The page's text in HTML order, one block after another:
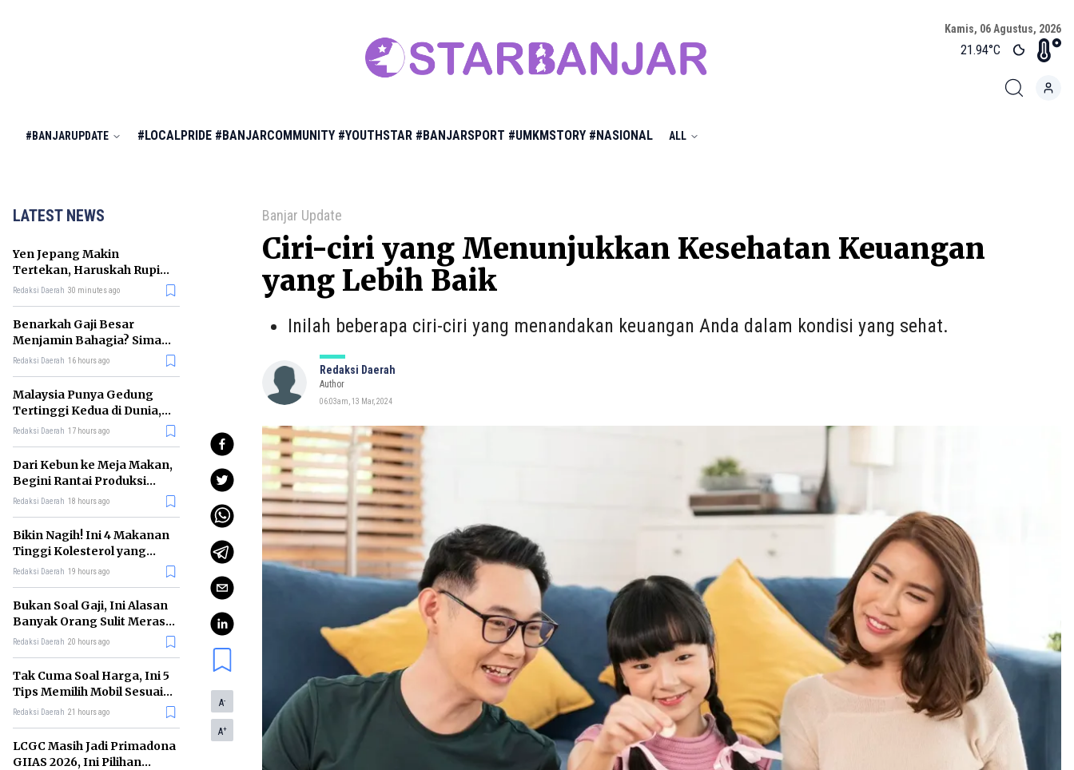
Kamis, 06 Agustus, 2026
21.94°C
#BANJARUPDATE #LOCALPRIDE #BANJARCOMMUNITY #YOUTHSTAR #BANJARSPORT #UMKMSTORY #NASIONAL ALL
LATEST NEWS
Yen Jepang Makin
Tertekan, Haruskah Rupiah
Ikut Khawatir?
Redaksi Daerah 30 minutes ago
Benarkah Gaji Besar
Menjamin Bahagia? Simak
Penjelasan Ilmu Ekonomi
Redaksi Daerah 16 hours ago
Malaysia Punya Gedung
Tertinggi Kedua di Dunia,
Ini Daftar Lengkap 2026
Redaksi Daerah 17 hours ago
Dari Kebun ke Meja Makan,
Begini Rantai Produksi
Sawit di Indonesia
Redaksi Daerah 18 hours ago
Bikin Nagih! Ini 4 Makanan
Tinggi Kolesterol yang
Sebaiknya Dikurangi
Redaksi Daerah 19 hours ago
Bukan Soal Gaji, Ini Alasan
Banyak Orang Sulit Merasa
Cukup
Redaksi Daerah 20 hours ago
Tak Cuma Soal Harga, Ini 5
Tips Memilih Mobil Sesuai
Kebutuhan
Redaksi Daerah 21 hours ago
LCGC Masih Jadi Primadona
GIIAS 2026, Ini Pilihan
Banjar Update
Ciri-ciri yang Menunjukkan Kesehatan Keuangan
yang Lebih Baik
Inilah beberapa ciri-ciri yang menandakan keuangan Anda dalam kondisi yang sehat.
Redaksi Daerah
Author
06:03am, 13 Mar, 2024
A-
A+